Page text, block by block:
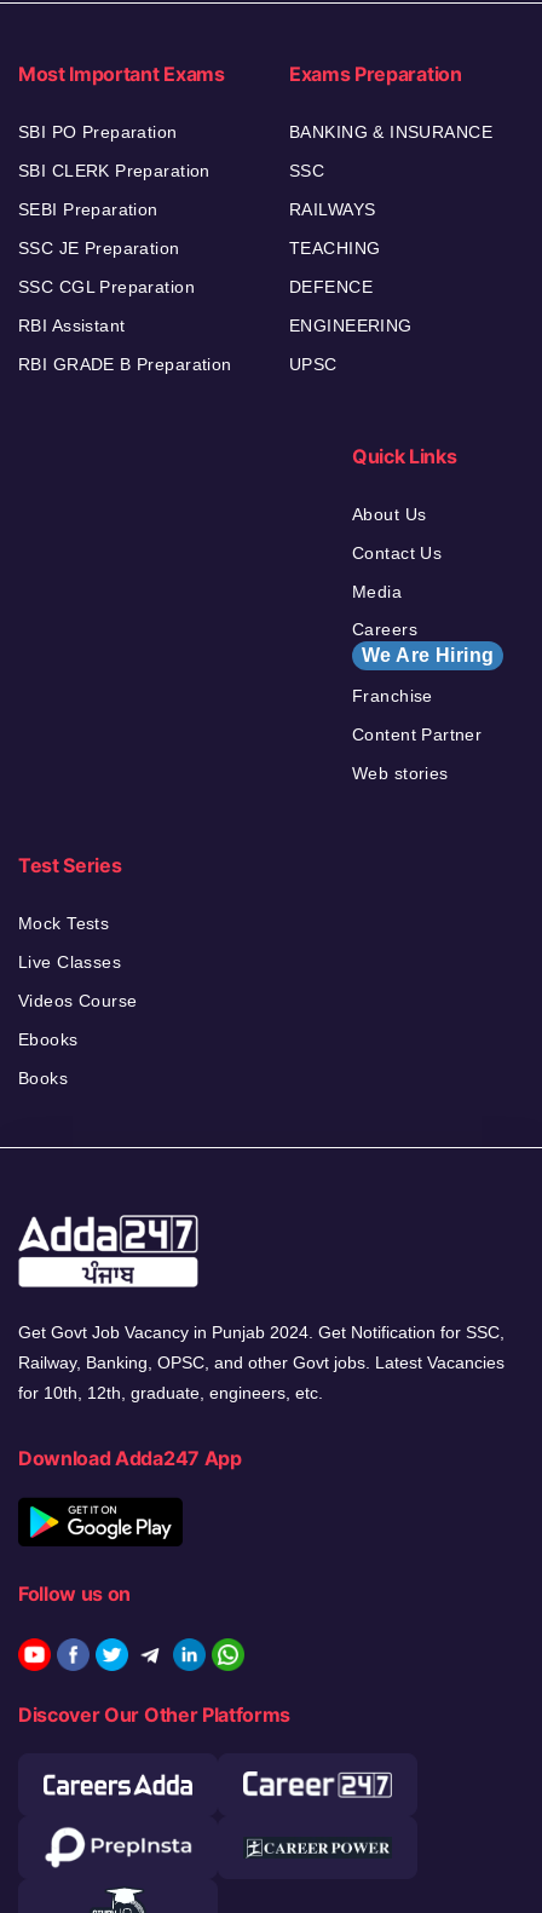
Most Important Exams
SBI PO Preparation
SBI CLERK Preparation
SEBI Preparation
SSC JE Preparation
SSC CGL Preparation
RBI Assistant
RBI GRADE B Preparation
Exams Preparation
BANKING & INSURANCE
SSC
RAILWAYS
TEACHING
DEFENCE
ENGINEERING
UPSC
Quick Links
About Us
Contact Us
Media
Careers
We Are Hiring
Franchise
Content Partner
Web stories
Test Series
Mock Tests
Live Classes
Videos Course
Ebooks
Books
Get Govt Job Vacancy in Punjab 2024. Get Notification for SSC,
Railway, Banking, OPSC, and other Govt jobs. Latest Vacancies
for 10th, 12th, graduate, engineers, etc.
Download Adda247 App
Follow us on
Discover Our Other Platforms